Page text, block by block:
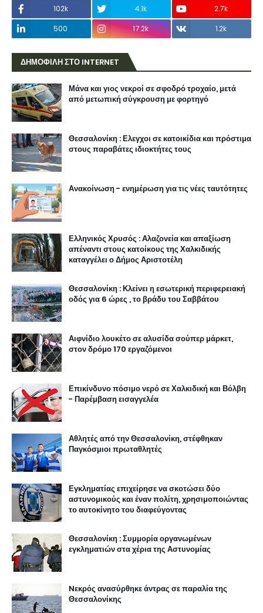
102k 4.1k
2.7k
500
17.2k 1.2k
ΔΗΜΟΦΙΛΗ ΣΤΟ INTERNET
Μάνα και γιος νεκροί σε σφοδρό τροχαίο, μετά
από μετωπική σύγκρουση με φορτηγό
Θεσσαλονίκη : Ελεγχοι σε κατοικίδια και πρόστιμα
στους παραβάτες ιδιοκτήτες τους
Ανακοίνωση - ενημέρωση για τις νέες ταυτότητες
Ελληνικός Χρυσός : Αλαζονεία και απαξίωση
απέναντι στους κατοίκους της Χαλκιδικής
καταγγέλει ο Δήμος Αριστοτέλη
Θεσσαλονίκη : Κλείνει η εσωτερική περιφερειακή
οδός για 6 ώρες , το βράδυ του Σαββάτου
Αιφνίδιο λουκέτο σε αλυσίδα σούπερ μάρκετ,
στον δρόμο 170 εργαζόμενοι
Επικίνδυνο πόσιμο νερό σε Χαλκιδική και Βόλβη
- Παρέμβαση εισαγγελέα
Αθλητές από την Θεσσαλονίκη, στέφθηκαν
Παγκόσμιοι πρωταθλητές
Εγκληματίας επιχείρησε να σκοτώσει δύο
αστυνομικούς και έναν πολίτη, χρησιμοποιώντας
το αυτοκίνητο του διαφεύγοντας
Θεσσαλονίκη : Συμμορία οργανωμένων
εγκληματιών στα χέρια της Αστυνομίας
Nεκρός ανασύρθηκε άντρας σε παραλία της
Θεσσαλονίκης